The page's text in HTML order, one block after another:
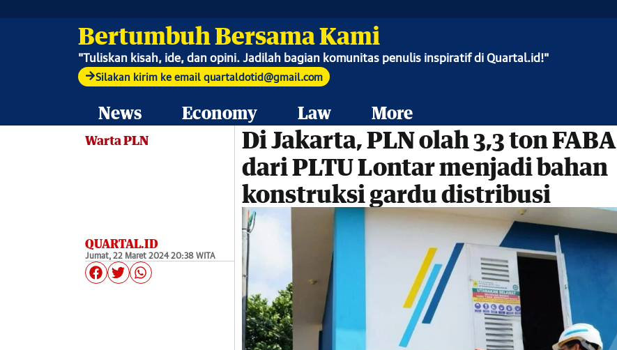
Bertumbuh Bersama Kami
"Tuliskan kisah, ide, dan opini. Jadilah bagian komunitas penulis inspiratif di Quartal.id!"
Silakan kirim ke email quartaldotid@gmail.com
News Economy Law More
Warta PLN
QUARTAL.ID
Jumat, 22 Maret 2024 20:38 WITA
Di Jakarta, PLN olah 3,3 ton FABA
dari PLTU Lontar menjadi bahan
konstruksi gardu distribusi